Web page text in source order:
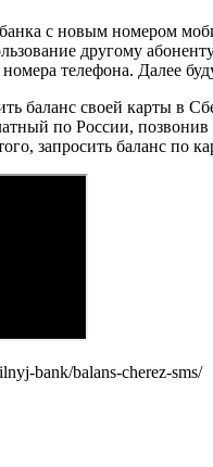
с новым номером
другому
телефона. Далее
баланс своей карты в
по России,
запросить баланс по
bank/balans-cherez-sms/